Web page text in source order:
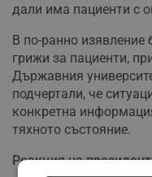
дали има пациенти с
В по-ранно изявление
грижи за пациенти,
Държавния
подчертали, че
конкретна
тяхното състояние.
Реакция на